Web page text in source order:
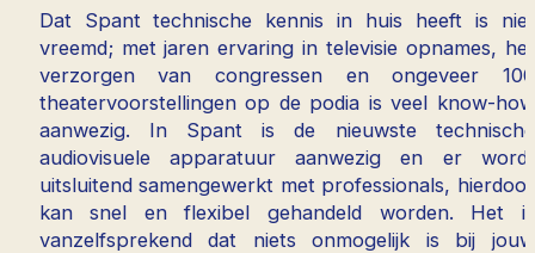
Dat Spant technische kennis in huis heeft is niet
vreemd; met jaren ervaring in televisie opnames, het
verzorgen van congressen en ongeveer 100
theatervoorstellingen op de podia is veel know-how
aanwezig. In Spant is de nieuwste technische
audiovisuele apparatuur aanwezig en er wordt
uitsluitend samengewerkt met professionals, hierdoor
kan snel en flexibel gehandeld worden. Het is
vanzelfsprekend dat niets onmogelijk is bij jouw